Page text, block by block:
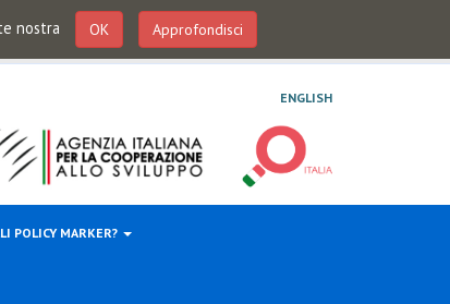
nostra OK Approfondisci
ENGLISH
POLICY MARKER?